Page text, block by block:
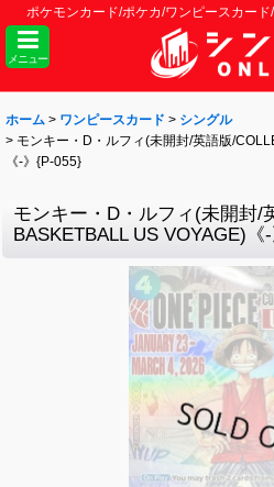
ポケモンカード/ポケカ/ワンピースカー
メニュー
ホーム > ワンピースカード > シングル
> モンキー・D・ルフィ(未開封/英語版/
《-》{P-055}
モンキー・D・ルフィ(未開封/
BASKETBALL US VOYAGE)《